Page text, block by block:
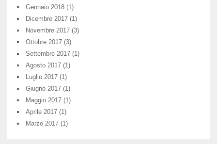
Gennaio 2018 (1)
Dicembre 2017 (1)
Novembre 2017 (3)
Ottobre 2017 (3)
Settembre 2017 (1)
Agosto 2017 (1)
Luglio 2017 (1)
Giugno 2017 (1)
Maggio 2017 (1)
Aprile 2017 (1)
Marzo 2017 (1)